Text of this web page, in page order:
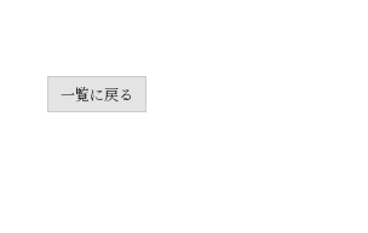
一覧に戻る